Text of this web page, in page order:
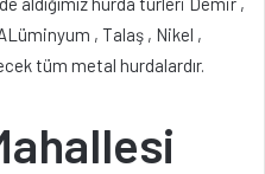
, Talaş , Nikel ,
tüm metal hurdalardır.